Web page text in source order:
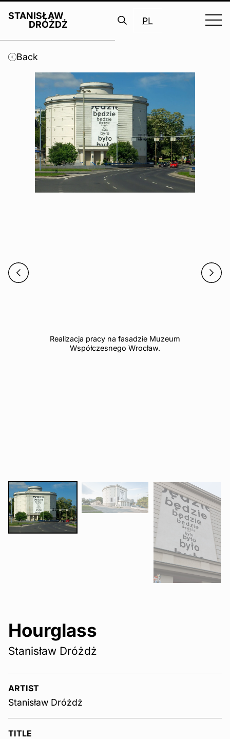
STANISŁAW
DRÓŻDŻ
Search
PL
Back
Realizacja pracy na fasadzie Muzeum
Współczesnego Wrocław.
Hourglass
Stanisław Dróżdż
ARTIST
Stanisław Dróżdż
TITLE